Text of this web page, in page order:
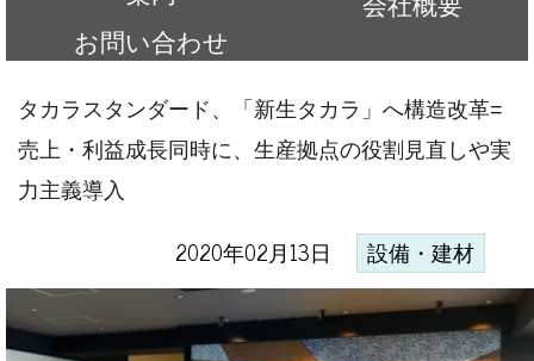
お問い合わせ
タカラスタンダード、「新生タカラ」へ構造改革=
売上・利益成長同時に、生産拠点の役割見直しや実
力主義導入
2020年02月13日 設備・建材